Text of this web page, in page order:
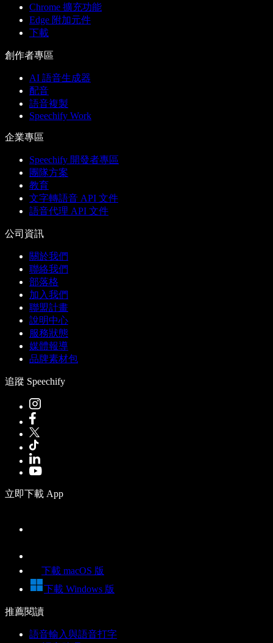
Chrome 擴充功能
Edge 附加元件
下載
創作者專區
AI 語音生成器
配音
語音複製
Speechify Work
企業專區
Speechify 開發者專區
團隊方案
教育
文字轉語音 API 文件
語音代理 API 文件
公司資訊
關於我們
聯絡我們
部落格
加入我們
聯盟計畫
說明中心
服務狀態
媒體報導
品牌素材包
追蹤 Speechify
立即下載 App
下載 macOS 版
下載 Windows 版
推薦閱讀
語音輸入與語音打字